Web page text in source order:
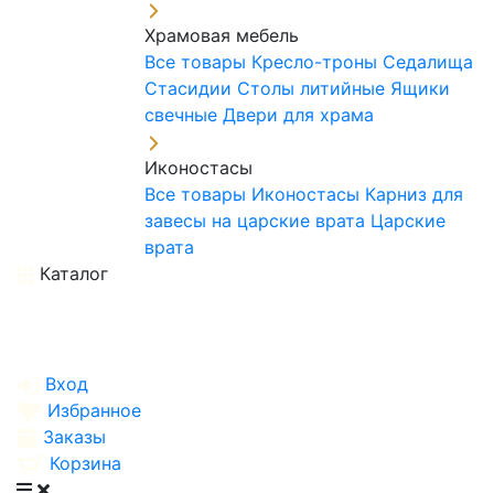
Храмовая мебель
Все товары Кресло-троны Седалища
Стасидии Столы литийные Ящики
свечные Двери для храма
Иконостасы
Все товары Иконостасы Карниз для
завесы на царские врата Царские
врата
Каталог
Вход
Избранное
Заказы
Корзина